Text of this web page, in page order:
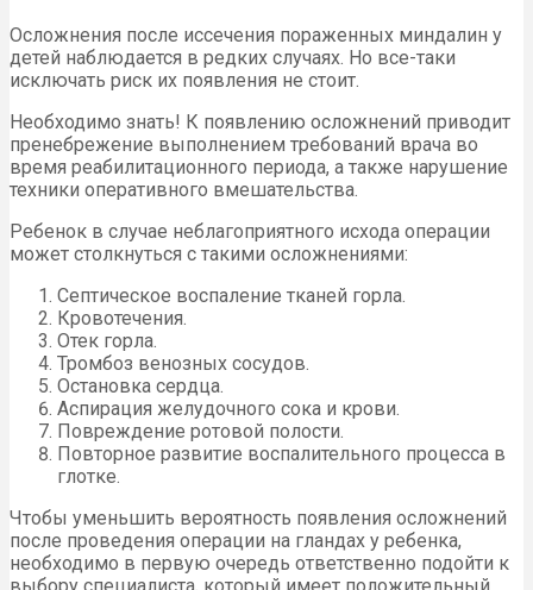
Осложнения после иссечения пораженных миндалин у
детей наблюдается в редких случаях. Но все-таки
исключать риск их появления не стоит.
Необходимо знать! К появлению осложнений приводит
пренебрежение выполнением требований врача во
время реабилитационного периода, а также нарушение
техники оперативного вмешательства.
Ребенок в случае неблагоприятного исхода операции
может столкнуться с такими осложнениями:
Септическое воспаление тканей горла.
Кровотечения.
Отек горла.
Тромбоз венозных сосудов.
Остановка сердца.
Аспирация желудочного сока и крови.
Повреждение ротовой полости.
Повторное развитие воспалительного процесса в
глотке.
Чтобы уменьшить вероятность появления осложнений
после проведения операции на гландах у ребенка,
необходимо в первую очередь ответственно подойти к